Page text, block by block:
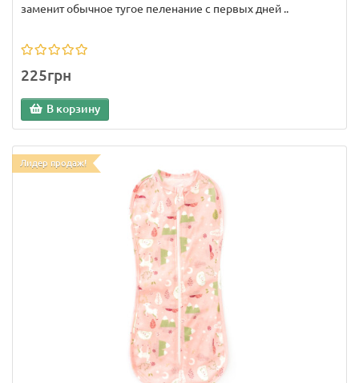
заменит обычное тугое пеленание с первых дней ..
225грн
В корзину
Лидер продаж!